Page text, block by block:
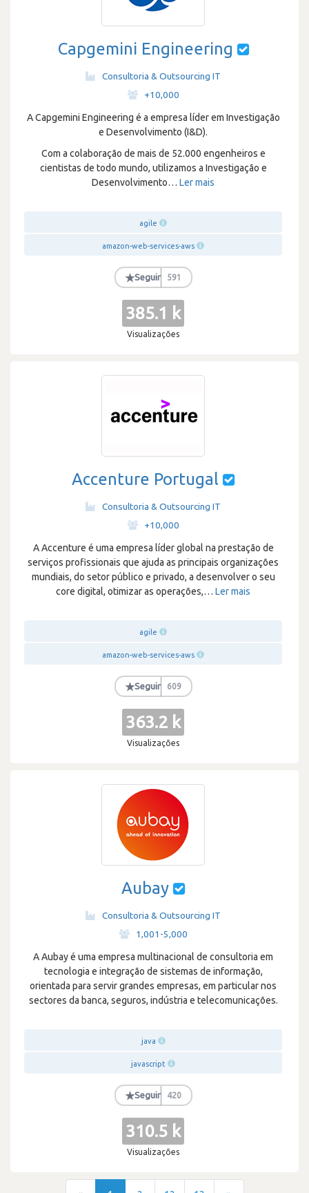
Capgemini Engineering
Consultoria & Outsourcing IT
+10,000
A Capgemini Engineering é a empresa líder em Investigação
e Desenvolvimento (I&D).
Com a colaboração de mais de 52.000 engenheiros e
cientistas de todo mundo, utilizamos a Investigação e
Desenvolvimento… Ler mais
agile
amazon-web-services-aws
★Seguir 591
385.1 k
Visualizações
Accenture Portugal
Consultoria & Outsourcing IT
+10,000
A Accenture é uma empresa líder global na prestação de
serviços profissionais que ajuda as principais organizações
mundiais, do setor público e privado, a desenvolver o seu
core digital, otimizar as operações,… Ler mais
agile
amazon-web-services-aws
★Seguir 609
363.2 k
Visualizações
Aubay
Consultoria & Outsourcing IT
1,001-5,000
A Aubay é uma empresa multinacional de consultoria em
tecnologia e integração de sistemas de informação,
orientada para servir grandes empresas, em particular nos
sectores da banca, seguros, indústria e telecomunicações.
java
javascript
★Seguir 420
310.5 k
Visualizações